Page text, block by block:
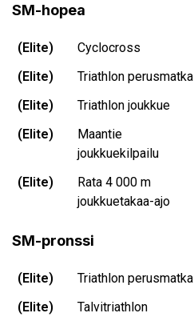
SM-hopea
(Elite) Cyclocross
(Elite)
Triathlon perusmatka
(Elite)
Triathlon joukkue
(Elite)
Maantie
joukkuekilpailu
(Elite)
Rata 4 000 m
joukkuetakaa-ajo
SM-pronssi
(Elite) Triathlon perusmatka
(Elite)
Talvitriathlon